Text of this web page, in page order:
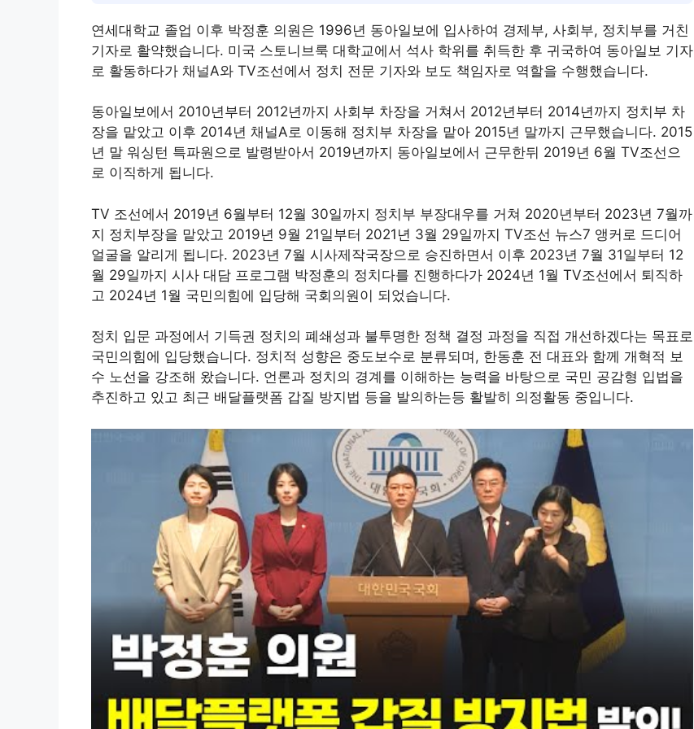
연세대학교 졸업 이후 박정훈 의원은 1996년 동아일보에 입사하여 경제부, 사회부, 정치부를 거친
기자로 활약했습니다. 미국 스토니브룩 대학교에서 석사 학위를 취득한 후 귀국하여 동아일보 기자
로 활동하다가 채널A와 TV조선에서 정치 전문 기자와 보도 책임자로 역할을 수행했습니다.
동아일보에서 2010년부터 2012년까지 사회부 차장을 거쳐서 2012년부터 2014년까지 정치부 차
장을 맡았고 이후 2014년 채널A로 이동해 정치부 차장을 맡아 2015년 말까지 근무했습니다. 2015
년 말 워싱턴 특파원으로 발령받아서 2019년까지 동아일보에서 근무한뒤 2019년 6월 TV조선으
로 이직하게 됩니다.
TV 조선에서 2019년 6월부터 12월 30일까지 정치부 부장대우를 거쳐 2020년부터 2023년 7월까
지 정치부장을 맡았고 2019년 9월 21일부터 2021년 3월 29일까지 TV조선 뉴스7 앵커로 드디어
얼굴을 알리게 됩니다. 2023년 7월 시사제작국장으로 승진하면서 이후 2023년 7월 31일부터 12
월 29일까지 시사 대담 프로그램 박정훈의 정치다를 진행하다가 2024년 1월 TV조선에서 퇴직하
고 2024년 1월 국민의힘에 입당해 국회의원이 되었습니다.
정치 입문 과정에서 기득권 정치의 폐쇄성과 불투명한 정책 결정 과정을 직접 개선하겠다는 목표로
국민의힘에 입당했습니다. 정치적 성향은 중도보수로 분류되며, 한동훈 전 대표와 함께 개혁적 보
수 노선을 강조해 왔습니다. 언론과 정치의 경계를 이해하는 능력을 바탕으로 국민 공감형 입법을
추진하고 있고 최근 배달플랫폼 갑질 방지법 등을 발의하는등 활발히 의정활동 중입니다.